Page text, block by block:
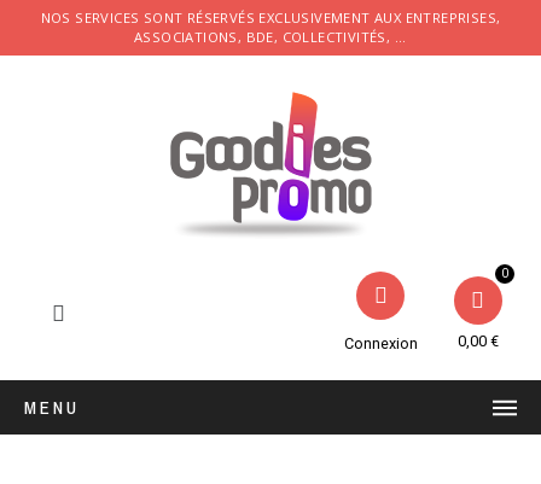
NOS SERVICES SONT RÉSERVÉS EXCLUSIVEMENT AUX ENTREPRISES,
ASSOCIATIONS, BDE, COLLECTIVITÉS, ...
Connexion 0,00 €
MENU